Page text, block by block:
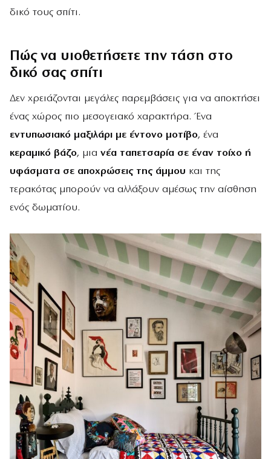
δικό τους σπίτι.
Πώς να υιοθετήσετε την τάση στο
δικό σας σπίτι
Δεν χρειάζονται μεγάλες παρεμβάσεις για να αποκτήσει
ένας χώρος πιο μεσογειακό χαρακτήρα. Ένα
εντυπωσιακό μαξιλάρι με έντονο μοτίβο, ένα
κεραμικό βάζο, μια νέα ταπετσαρία σε έναν τοίχο ή
υφάσματα σε αποχρώσεις της άμμου και της
τερακότας μπορούν να αλλάξουν αμέσως την αίσθηση
ενός δωματίου.